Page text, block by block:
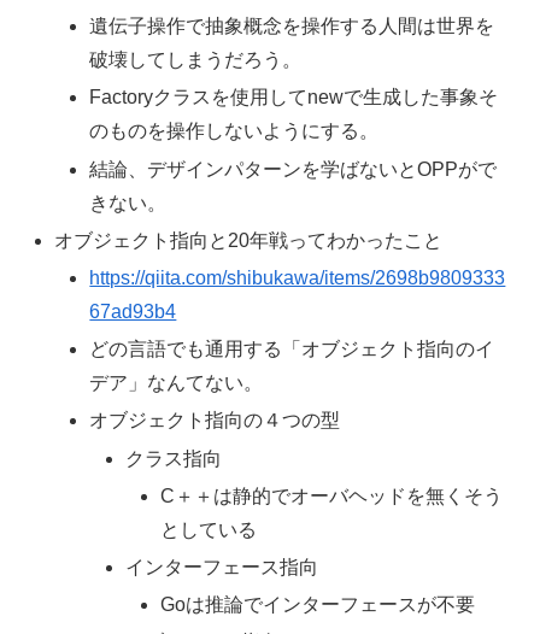
遺伝子操作で抽象概念を操作する人間は世界を
破壊してしまうだろう。
Factoryクラスを使用してnewで生成した事象そ
のものを操作しないようにする。
結論、デザインパターンを学ばないとOPPがで
きない。
オブジェクト指向と20年戦ってわかったこと
https://qiita.com/shibukawa/items/2698b9809333
67ad93b4
どの言語でも通用する「オブジェクト指向のイ
デア」なんてない。
オブジェクト指向の４つの型
クラス指向
C＋＋は静的でオーバヘッドを無くそう
としている
インターフェース指向
Goは推論でインターフェースが不要